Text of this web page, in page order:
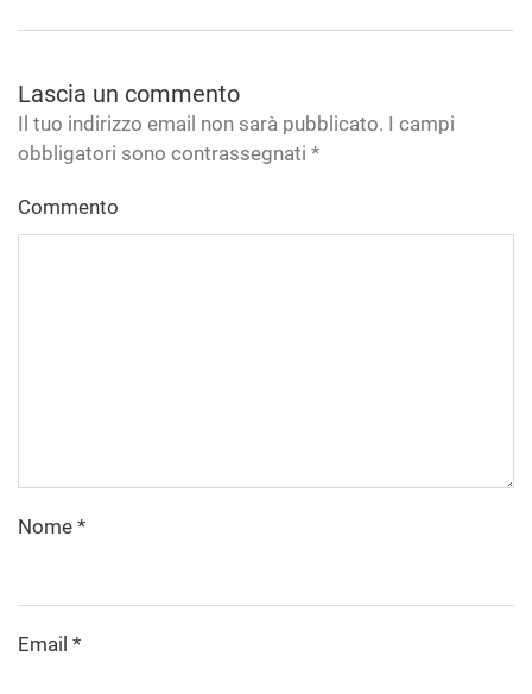
Lascia un commento
Il tuo indirizzo email non sarà pubblicato. I campi
obbligatori sono contrassegnati *
Commento
Nome *
Email *